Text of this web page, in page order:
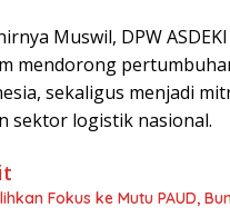
Muswil, DPW
mendorong
sekaligus menjadi
sektor logistik nasional.
Fokus ke Mutu PAUD,